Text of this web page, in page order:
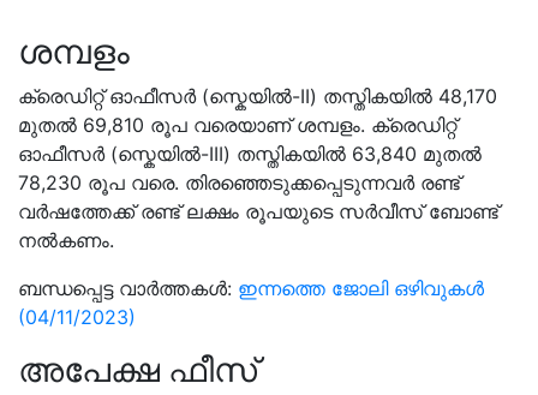
ശമ്പളം
ക്രെഡിറ്റ് ഓഫീസർ (സ്കെയിൽ-II) തസ്തികയിൽ 48,170
മുതൽ 69,810 രൂപ വരെയാണ് ശമ്പളം. ക്രെഡിറ്റ്
ഓഫീസർ (സ്കെയിൽ-III) തസ്തികയിൽ 63,840 മുതൽ
78,230 രൂപ വരെ. തിരഞ്ഞെടുക്കപ്പെടുന്നവർ രണ്ട്
വർഷത്തേക്ക് രണ്ട് ലക്ഷം രൂപയുടെ സർവീസ് ബോണ്ട്
നൽകണം.
ബന്ധപ്പെട്ട വാർത്തകൾ: ഇന്നത്തെ ജോലി ഒഴിവുകൾ
(04/11/2023)
അപേക്ഷ ഫീസ്